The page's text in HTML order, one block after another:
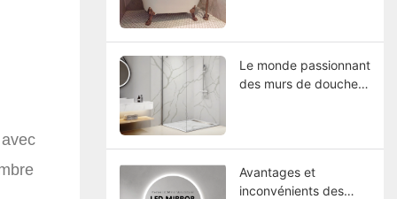
surface solide
Le monde passionnant
des murs de douche
de bains
Avantages et
inconvénients des